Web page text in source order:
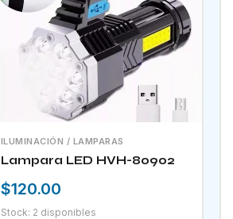
ILUMINACIÓN / LAMPARAS
Lampara LED HVH-80902
$120.00
Stock: 2 disponibles